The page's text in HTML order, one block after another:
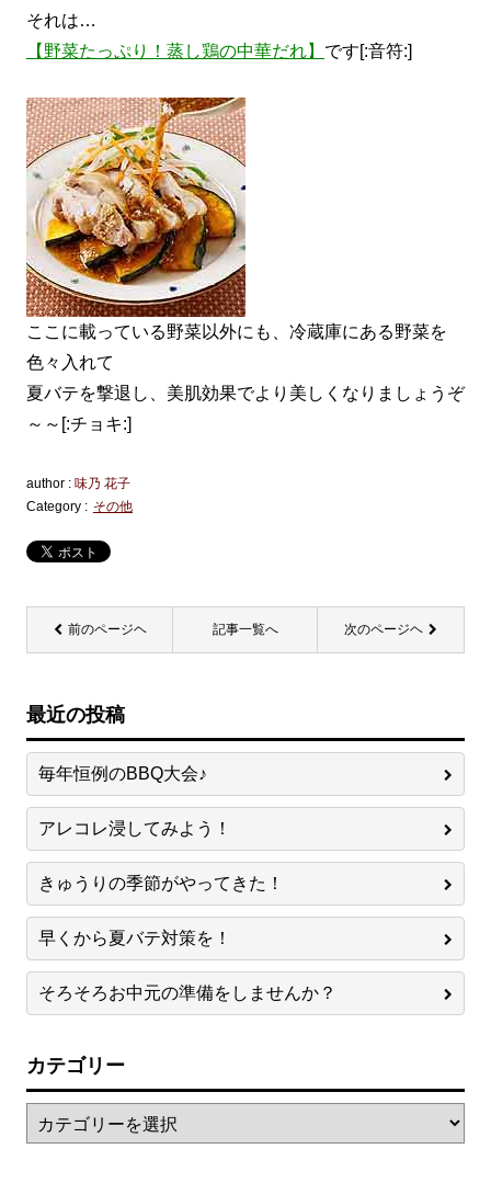
それは…
【野菜たっぷり！蒸し鶏の中華だれ】 です[:音符:]
ここに載っている野菜以外にも、冷蔵庫にある野菜を
色々入れて
夏バテを撃退し、美肌効果でより美しくなりましょうぞ
～～[:チョキ:]
author : 味乃 花子
Category : その他
前のページヘ 記事一覧へ 次のページヘ
最近の投稿
毎年恒例のBBQ大会♪
アレコレ浸してみよう！
きゅうりの季節がやってきた！
早くから夏バテ対策を！
そろそろお中元の準備をしませんか？
カテゴリー